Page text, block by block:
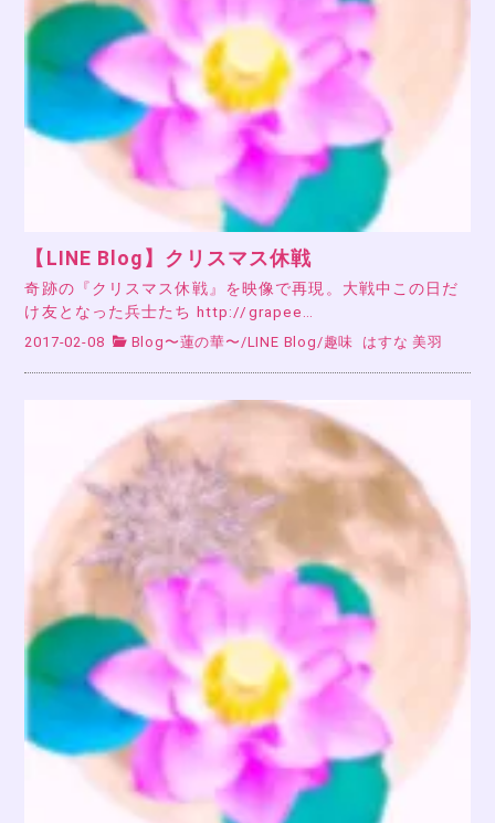
【LINE Blog】クリスマス休戦
奇跡の『クリスマス休戦』を映像で再現。大戦中この日だ
け友となった兵士たち http://grapee…
2017-02-08 Blog〜蓮の華〜 /LINE Blog /趣味 はすな 美羽